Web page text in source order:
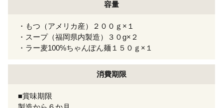
容量
・もつ（アメリカ産）２００ｇ×１
・スープ（福岡県内製造）３０g×２
・ラー麦100%ちゃんぽん麺１５０ｇ×１
消費期限
■賞味期限